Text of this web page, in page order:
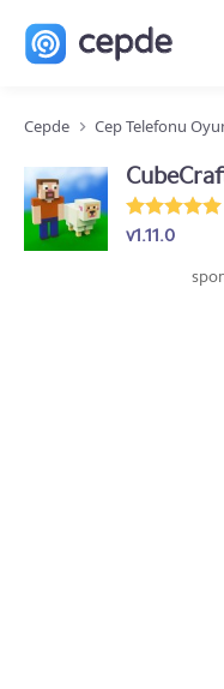
Cepde Cep Telefonu
v1.11.0